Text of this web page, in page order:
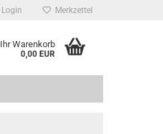
Login Merkzettel
Ihr Warenkorb
0,00 EUR